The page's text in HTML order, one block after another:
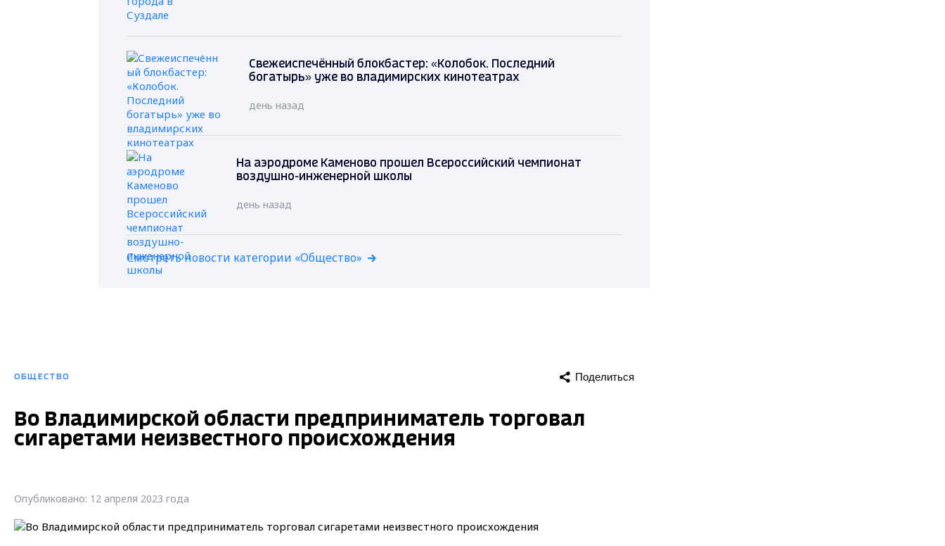
Свежеиспечённый блокбастер: «Колобок. Последний
богатырь» уже во владимирских кинотеатрах
день назад
На аэродроме Каменово прошел Всероссийский чемпионат
воздушно-инженерной школы
день назад
Смотреть новости категории «Общество»
ОБЩЕСТВО Поделиться
Во Владимирской области предприниматель торговал
сигаретами неизвестного происхождения
Опубликовано: 12 апреля 2023 года